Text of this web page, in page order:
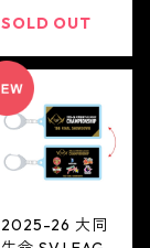
SOLD OUT
2025-26 大同